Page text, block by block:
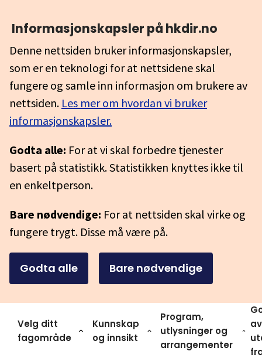
Informasjonskapsler på hkdir.no
Denne nettsiden bruker informasjonskapsler,
som er en teknologi for at nettsidene skal
fungere og samle inn informasjon om brukere av
nettsiden. Les mer om hvordan vi bruker
informasjonskapsler.
Godta alle: For at vi skal forbedre tjenester
basert på statistikk. Statistikken knyttes ikke til
en enkeltperson.
Bare nødvendige: For at nettsiden skal virke og
fungere trygt. Disse må være på.
Godta alle Bare nødvendige
Velg ditt
fagområde
Kunnskap
og innsikt
Program,
utlysninger og
arrangementer
av